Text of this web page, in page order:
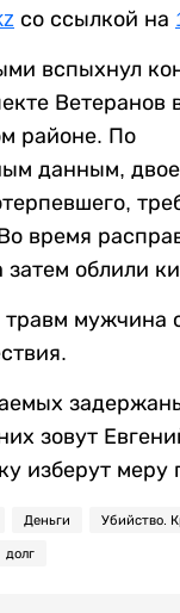
со ссылкой на
вспыхнул
Ветеранов
районе. По
данным,
время
затем облили
мужчина
зовут
изберут меру
Деньги Убийство.
долг